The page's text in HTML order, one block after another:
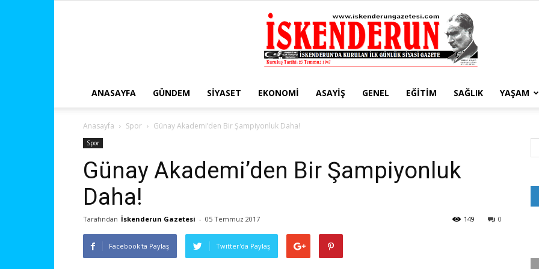
ANASAYFA GÜNDEM SIYASET EKONOMI ASAYIŞ GENEL EĞITIM SAĞLIK YAŞAM
Anasayfa Spor Günay Akademi’den Bir Şampiyonluk Daha!
Spor
Günay Akademi’den Bir Şampiyonluk
Daha!
Tarafından İskenderun Gazetesi - 05 Temmuz 2017 0
149
Facebook'ta Paylaş Twitter'da Paylaş